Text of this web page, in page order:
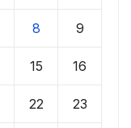
8 9
15 16
22 23